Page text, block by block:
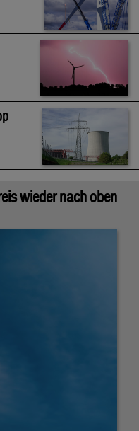
wieder nach oben